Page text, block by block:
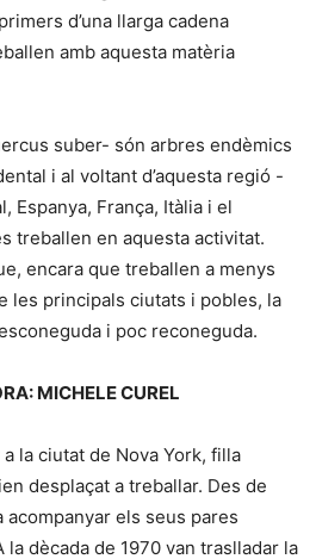
d’una llarga cadena
amb aquesta matèria
suber- són arbres endèmics
i al voltant d’aquesta regió -
Espanya, França, Itàlia i el
treballen en aquesta activitat.
encara que treballen a menys
les principals ciutats i pobles, la
i poc reconeguda.
MICHELE CUREL
la ciutat de Nova York, filla
desplaçat a treballar. Des de
els seus pares
dècada de 1970 van traslladar la